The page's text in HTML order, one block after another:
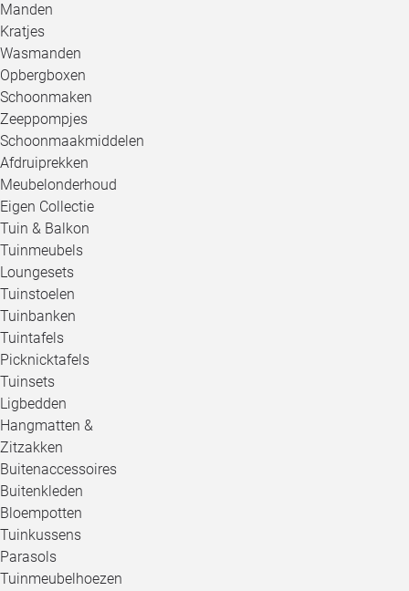
Manden
Kratjes
Wasmanden
Opbergboxen
Schoonmaken
Zeeppompjes
Schoonmaakmiddelen
Afdruiprekken
Meubelonderhoud
Eigen Collectie
Tuin & Balkon
Tuinmeubels
Loungesets
Tuinstoelen
Tuinbanken
Tuintafels
Picknicktafels
Tuinsets
Ligbedden
Hangmatten &
Zitzakken
Buitenaccessoires
Buitenkleden
Bloempotten
Tuinkussens
Parasols
Tuinmeubelhoezen